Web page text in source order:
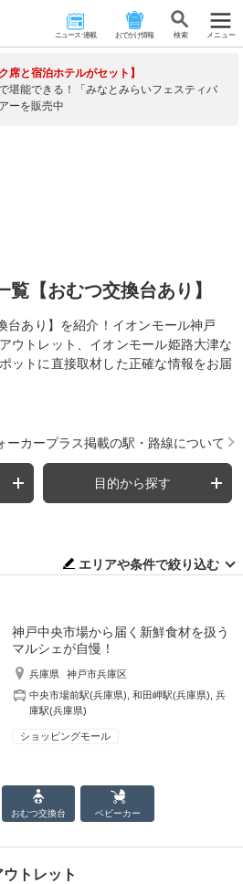
ニュース･連載 おでかけ情報 検 索 メニュー
席と宿泊ホテルがセット】
堪能できる！「みなとみらいフェスティバ
ーを販売中
覧【おむつ交換台あり】
台あり】を紹介！イオンモール神戸
ウトレット、イオンモール姫路大津な
ットに直接取材した正確な情報をお届
ーカープラス掲載の駅・路線について
目的から探す
エリアや条件で絞り込む
神戸中央市場から届く新鮮食材を扱う
マルシェが自慢！
兵庫県
神戸市兵庫区
中央市場前駅(兵庫県) ,和田岬駅(兵庫県) ,兵
庫駅(兵庫県)
ショッピングモール
おむつ交換台 ベビーカー
トレット